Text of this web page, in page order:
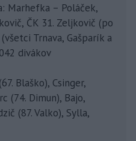
Marhefka – Poláček,
ČK 31. Zeljkovič (po
Trnava, Gašparík a
divákov
Blaško), Csinger,
(74. Dimun), Bajo,
(87. Valko), Sylla,